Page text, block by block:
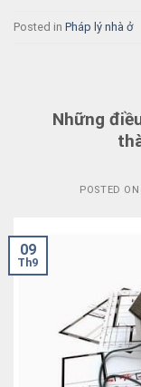
Posted in Pháp lý nhà ở
Những
POSTED ON
09
Th9